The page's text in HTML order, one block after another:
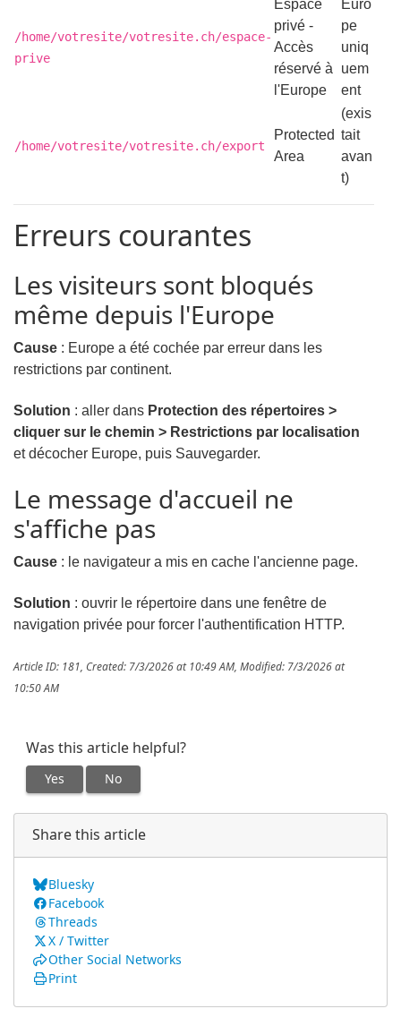
/home/votresite/votresite.ch/espace-
prive
Espace
privé -
Accès
réservé à
l'Europe
Euro
pe
uniq
uem
ent
/home/votresite/votresite.ch/export
Protected
Area
(exis
tait
avan
t)
Erreurs courantes
Les visiteurs sont bloqués
même depuis l'Europe
Cause : Europe a été cochée par erreur dans les
restrictions par continent.
Solution : aller dans Protection des répertoires >
cliquer sur le chemin > Restrictions par localisation
et décocher Europe, puis Sauvegarder.
Le message d'accueil ne
s'affiche pas
Cause : le navigateur a mis en cache l'ancienne page.
Solution : ouvrir le répertoire dans une fenêtre de
navigation privée pour forcer l'authentification HTTP.
Article ID: 181 Created: 7/3/2026 at 10:49 AM Modified: 7/3/2026 at
10:50 AM
Was this article helpful?
Yes No
Share this article
Bluesky
Facebook
Threads
X / Twitter
Other Social Networks
Print